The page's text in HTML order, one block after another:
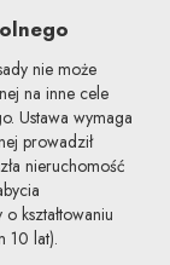
nie może
na inne cele
Ustawa wymaga
prowadził
nieruchomość
kształtowaniu
10 lat).